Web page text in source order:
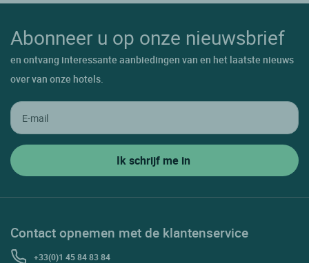
Abonneer u op onze nieuwsbrief
en ontvang interessante aanbiedingen van en het laatste nieuws
over van onze hotels.
Contact opnemen met de klantenservice
+33(0)1 45 84 83 84